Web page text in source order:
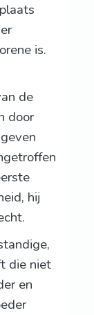
is.
de
door
hij
die niet
en